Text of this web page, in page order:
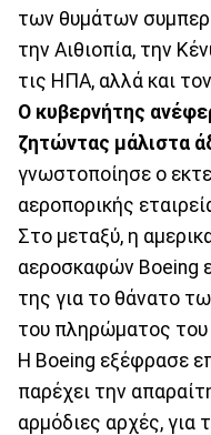
των θυμάτων
την Αιθιοπία, την
τις ΗΠΑ, αλλά και
Ο κυβερνήτης
ζητώντας μάλιστα
γνωστοποίησε ο
αεροπορικής
Στο μεταξύ, η
αεροσκαφών Boeing
της για το θάνατο
του πληρώματος του
Η Boeing εξέφρασε
παρέχει την
αρμόδιες αρχές, για